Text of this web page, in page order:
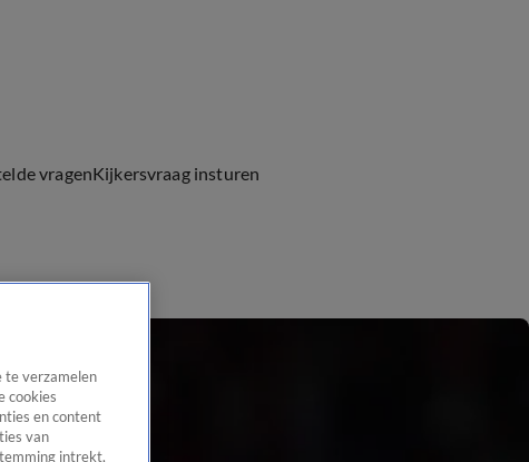
vragenKijkersvraag insturen
te verzamelen
cookies
en content
van
intrekt,